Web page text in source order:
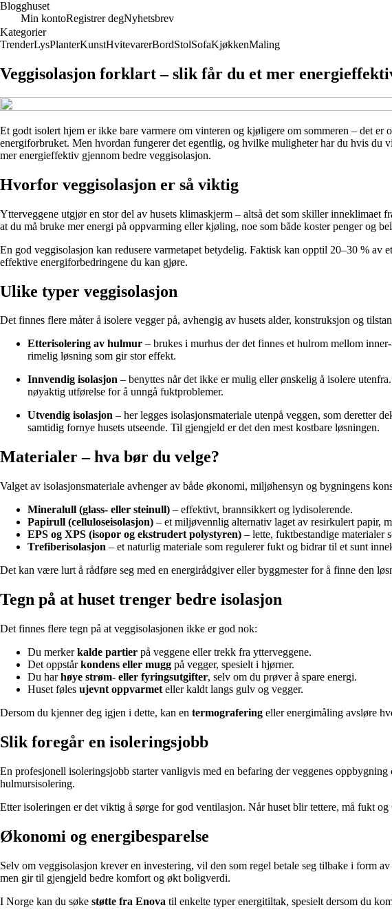
Blogghuset
Min kontoRegistrer degNyhetsbrev
Kategorier
TrenderLysPlanterKunstHvitevarerBordStolSofaKjøkkenMaling
Veggisolasjon forklart – slik får du et mer
Et godt isolert hjem er ikke bare varmere om vinteren og kjøligere om sommeren – det
energiforbruket. Men hvordan fungerer det egentlig, og hvilke muligheter har du hvis
mer energieffektiv gjennom bedre veggisolasjon.
Hvorfor veggisolasjon er så viktig
Ytterveggene utgjør en stor del av husets klimaskjerm – altså det som skiller
at du må bruke mer energi på oppvarming eller kjøling, noe som både koster penger og
En god veggisolasjon kan redusere varmetapet betydelig. Faktisk kan opptil 20–30 % av
effektive energiforbedringene du kan gjøre.
Ulike typer veggisolasjon
Det finnes flere måter å isolere vegger på, avhengig av husets alder, konstruksjon og
Etterisolering av hulmur – brukes i murhus der det finnes et hulrom mellom
rimelig løsning som gir stor effekt.
Innvendig isolasjon – benyttes når det ikke er mulig eller ønskelig å isolere
nøyaktig utførelse for å unngå fuktproblemer.
Utvendig isolasjon – her legges isolasjonsmateriale utenpå veggen, som deretter
samtidig fornye husets utseende. Til gjengjeld er det den mest kostbare løsningen.
Materialer – hva bør du velge?
Valget av isolasjonsmateriale avhenger av både økonomi, miljøhensyn og bygningens
Mineralull (glass- eller steinull) – effektivt, brannsikkert og lydisolerende.
Papirull (celluloseisolasjon) – et miljøvennlig alternativ laget av resirkulert papir,
EPS og XPS (isopor og ekstrudert polystyren) – lette, fuktbestandige materialer
Trefiberisolasjon – et naturlig materiale som regulerer fukt og bidrar til et sunt
Det kan være lurt å rådføre seg med en energirådgiver eller byggmester for å finne den
Tegn på at huset trenger bedre isolasjon
Det finnes flere tegn på at veggisolasjonen ikke er god nok:
Du merkerkalde partier på veggene eller trekk fra ytterveggene.
Det oppstårkondens eller mugg på vegger, spesielt i hjørner.
Du harhøye strøm- eller fyringsutgifter, selv om du prøver å spare energi.
Huset føles ujevnt oppvarmet eller kaldt langs gulv og vegger.
Dersom du kjenner deg igjen i dette, kan en termografering eller energimåling avsløre
Slik foregår en isoleringsjobb
En profesjonell isoleringsjobb starter vanligvis med en befaring der veggenes
hulmursisolering.
Etter isoleringen er det viktig å sørge for god ventilasjon. Når huset blir tettere, må fukt
Økonomi og energibesparelse
Selv om veggisolasjon krever en investering, vil den som regel betale seg tilbake i form
men gir til gjengjeld bedre komfort og økt boligverdi.
I Norge kan du søke støtte fra Enova til enkelte typer energitiltak, spesielt dersom du